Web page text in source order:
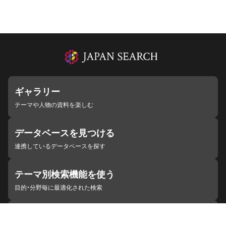
ギャラリー
テーマや人物の資料を楽しむ
データベースを見つける
連携しているデータベースを探す
テーマ別検索機能を使う
目的・分野毎に最適化された検索